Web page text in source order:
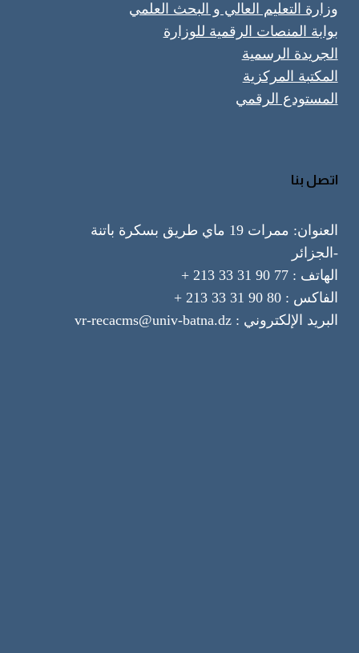
وزارة التعليم العالي و البحث العلمي
بوابة المنصات الرقمية للوزارة
الجريدة الرسمية
المكتبة المركزية
المستودع الرقمي
اتصل بنا
العنوان: ممرات 19 ماي طريق بسكرة باتنة
-الجزائر
الهاتف : 77 90 31 33 213 +
الفاكس : 80 90 31 33 213 +
البريد الإلكتروني : vr-recacms@univ-batna.dz